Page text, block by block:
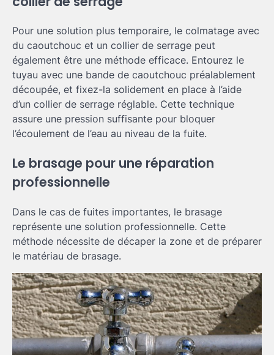
Pour une solution plus temporaire, le colmatage avec
du caoutchouc et un collier de serrage peut
également être une méthode efficace. Entourez le
tuyau avec une bande de caoutchouc préalablement
découpée, et fixez-la solidement en place à l’aide
d’un collier de serrage réglable. Cette technique
assure une pression suffisante pour bloquer
l’écoulement de l’eau au niveau de la fuite.
Le brasage pour une réparation
professionnelle
Dans le cas de fuites importantes, le brasage
représente une solution professionnelle. Cette
méthode nécessite de décaper la zone et de préparer
le matériau de brasage.